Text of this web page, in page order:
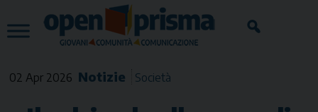
to
content
02 Apr 2026 Notizie Società